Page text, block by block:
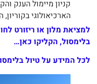
קניון מיימול הענק
הארכיאולוגי בקוריון,
מלון או ריזורט
הקליקו כאן…
המידע על טיול בלימסול,